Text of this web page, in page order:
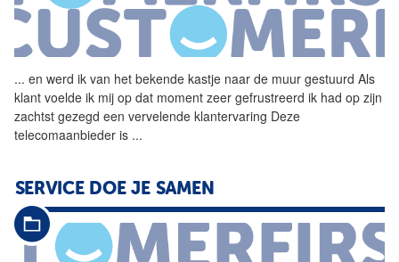
... en werd ik van het bekende kastje naar de muur gestuurd Als
klant voelde ik mij op dat moment zeer gefrustreerd ik had op zijn
zachtst gezegd een vervelende klantervaring Deze
telecomaanbieder is ...
SERVICE DOE JE SAMEN